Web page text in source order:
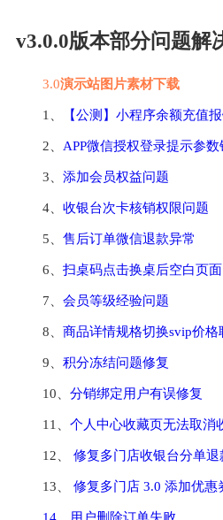
v3.0.0版本部分问题解
3.0演示站图片素材下载
1、 【公测】小程序余额充值
2、 APP微信授权登录提示参数
3、 添加会员权益问题
4、 收银台次卡核销权限问题
5、 售后订单微信退款异常
6、 扫桌码点击换桌后空白页面
7、 会员等级经验问题
8、 商品详情规格切换svip价格
9、 积分冻结问题修复
10、 分销绑定用户有误修复
11、 个人中心收藏页无法取消
12、 修复多门店收银台分单退
13、 修复多门店 3.0 添加优惠